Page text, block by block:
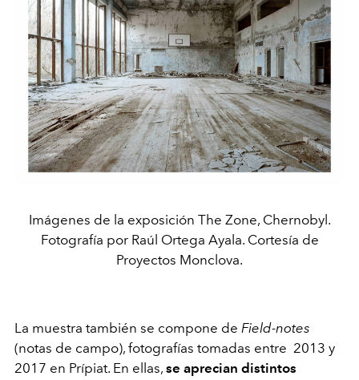
Imágenes de la exposición The Zone, Chernobyl.
Fotografía por Raúl Ortega Ayala. Cortesía de
Proyectos Monclova.
La muestra también se compone de Field-notes
(notas de campo), fotografías tomadas entre 2013 y
2017 en Prípiat. En ellas, se aprecian distintos